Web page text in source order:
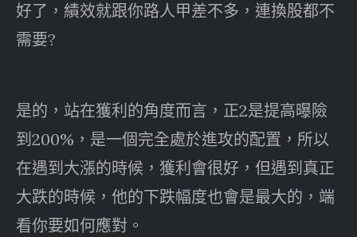
好了，績效就跟你路人甲差不多，連換股都不
需要?
是的，站在獲利的角度而言，正2是提高曝險
到200%，是一個完全處於進攻的配置，所以
在遇到大漲的時候，獲利會很好，但遇到真正
大跌的時候，他的下跌幅度也會是最大的，端
看你要如何應對。